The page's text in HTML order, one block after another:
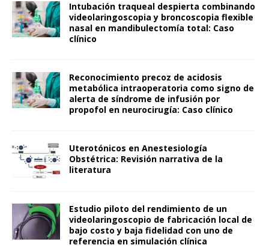
Intubación traqueal despierta combinando
videolaringoscopia y broncoscopia flexible
nasal en mandibulectomía total: Caso
clínico
Reconocimiento precoz de acidosis
metabólica intraoperatoria como signo de
alerta de síndrome de infusión por
propofol en neurocirugía: Caso clínico
Uterotónicos en Anestesiología
Obstétrica: Revisión narrativa de la
literatura
Estudio piloto del rendimiento de un
videolaringoscopio de fabricación local de
bajo costo y baja fidelidad con uno de
referencia en simulación clínica